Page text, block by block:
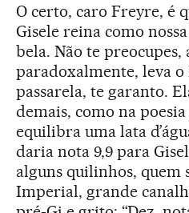
O certo, caro Freyre, é
Gisele reina como
bela. Não te preocupes,
paradoxalmente, leva
passarela, te garanto.
demais, como na
equilibra uma lata
daria nota 9,9 para
alguns quilinhos, quem
Imperial, grande